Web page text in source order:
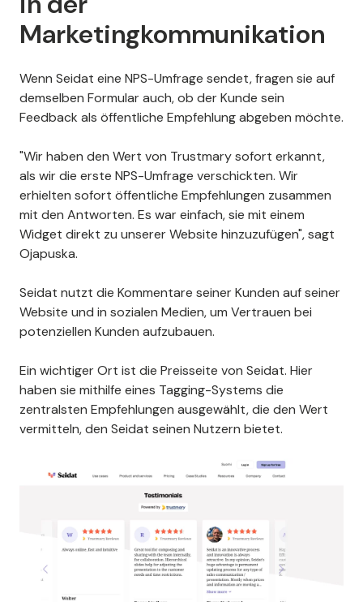
Marketingkommunikation
Wenn Seidat eine NPS-Umfrage sendet, fragen sie auf
demselben Formular auch, ob der Kunde sein
Feedback als öffentliche Empfehlung abgeben möchte.
"Wir haben den Wert von Trustmary sofort erkannt,
als wir die erste NPS-Umfrage verschickten. Wir
erhielten sofort öffentliche Empfehlungen zusammen
mit den Antworten. Es war einfach, sie mit einem
Widget direkt zu unserer Website hinzuzufügen", sagt
Ojapuska.
Seidat nutzt die Kommentare seiner Kunden auf seiner
Website und in sozialen Medien, um Vertrauen bei
potenziellen Kunden aufzubauen.
Ein wichtiger Ort ist die Preisseite von Seidat. Hier
haben sie mithilfe eines Tagging-Systems die
zentralsten Empfehlungen ausgewählt, die den Wert
vermitteln, den Seidat seinen Nutzern bietet.